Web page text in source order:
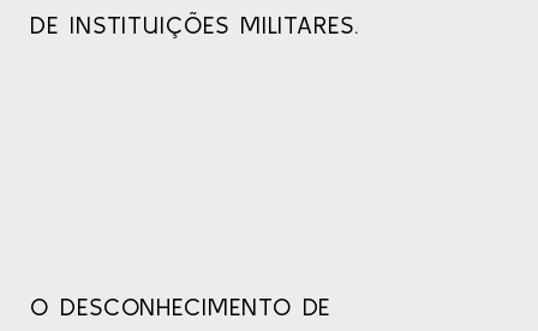
DE INSTITUIÇÕES MILITARES.
O DESCONHECIMENTO DE